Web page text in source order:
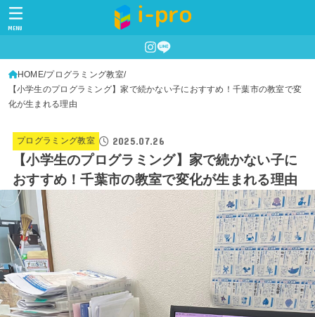
MENU
HOME プログラミング教室
【小学生のプログラミング】家で続かない子におすすめ！千葉市の教室で変
化が生まれる理由
プログラミング教室 2025.07.26
【小学生のプログラミング】家で続かない子に
おすすめ！千葉市の教室で変化が生まれる理由